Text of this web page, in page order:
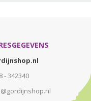
- 342340